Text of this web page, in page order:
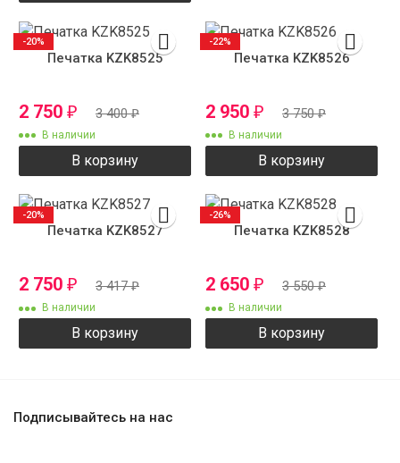
Печатка KZK8525
2 750 ₽ 3 400₽
В наличии
В корзину
-20%
Печатка KZK8526
2 950 ₽ 3 750₽
В наличии
В корзину
-22%
Печатка KZK8527
2 750 ₽ 3 417₽
В наличии
В корзину
-20%
Печатка KZK8528
2 650 ₽ 3 550₽
В наличии
В корзину
-26%
Подписывайтесь на нас